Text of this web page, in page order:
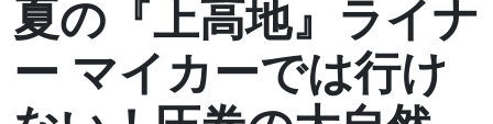
夏の『上高地』ライナ
ー マイカーでは行け